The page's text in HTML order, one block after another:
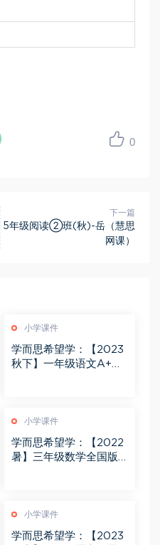
0
下一篇
5年级阅读②班(秋)-岳（慧思
网课）
小学课件
学而思希望学：【2023
秋下】一年级语文A+班
小学课件
学而思希望学：【2022
暑】三年级数学全国版A
小学课件
学而思希望学：【2023